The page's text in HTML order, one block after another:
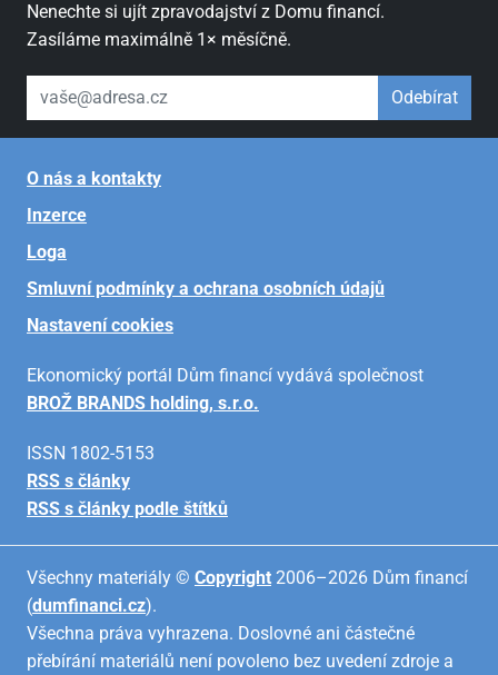
Nenechte si ujít zpravodajství z Domu financí.
Zasíláme maximálně 1× měsíčně.
váš email Odebírat
O nás a kontakty
Inzerce
Loga
Smluvní podmínky a ochrana osobních údajů
Nastavení cookies
Ekonomický portál Dům financí vydává společnost
BROŽ BRANDS holding, s.r.o.
ISSN 1802-5153
RSS s články
RSS s články podle štítků
Všechny materiály © Copyright 2006–2026 Dům financí
(dumfinanci.cz).
Všechna práva vyhrazena. Doslovné ani částečné
přebírání materiálů není povoleno bez uvedení zdroje a